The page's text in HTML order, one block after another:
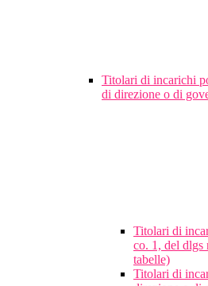
Titolari di incarichi
di direzione o di
Titolari di
co. 1, del dlgs
tabelle)
Titolari di